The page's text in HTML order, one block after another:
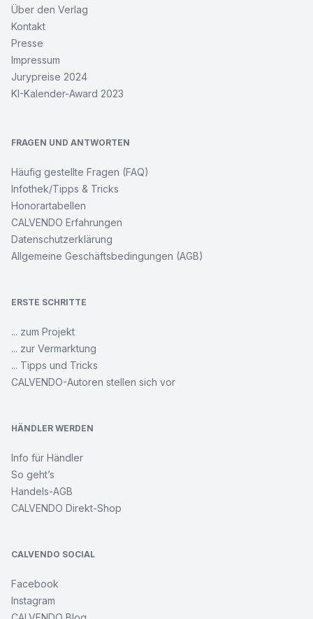
Über den Verlag
Kontakt
Presse
Impressum
Jurypreise 2024
KI-Kalender-Award 2023
FRAGEN UND ANTWORTEN
Häufig gestellte Fragen (FAQ)
Infothek/Tipps & Tricks
Honorartabellen
CALVENDO Erfahrungen
Datenschutzerklärung
Allgemeine Geschäftsbedingungen (AGB)
ERSTE SCHRITTE
... zum Projekt
... zur Vermarktung
... Tipps und Tricks
CALVENDO-Autoren stellen sich vor
HÄNDLER WERDEN
Info für Händler
So geht’s
Handels-AGB
CALVENDO Direkt-Shop
CALVENDO SOCIAL
Facebook
Instagram